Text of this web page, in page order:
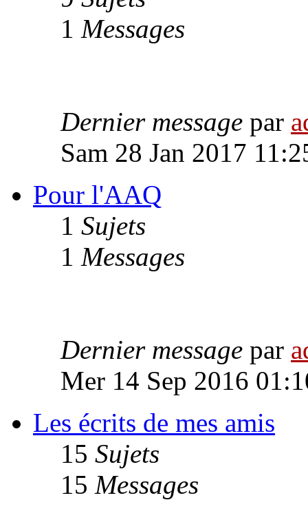
1 Messages
Dernier message par
Sam 28 Jan 2017
Pour l'AAQ
1 Sujets
1 Messages
Dernier message par
Mer 14 Sep 2016
Les écrits de mes amis
15 Sujets
15 Messages